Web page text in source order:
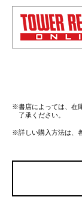
※書店によっては、在
了承ください。
※詳しい購入方法は、